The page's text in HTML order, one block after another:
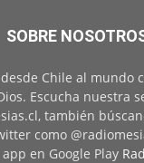
SOBRE
Chile al mundo
Escucha nuestra
también
como
en Google Play